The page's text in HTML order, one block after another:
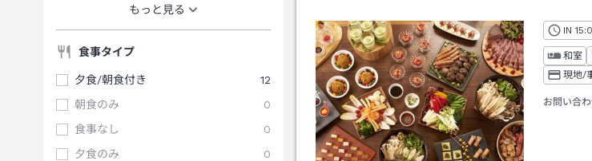
もっと見る
食事タイプ
夕食/朝食付き
12
朝食のみ
0
食事なし
0
夕食のみ
0
IN チ
和室
現地/
お問い合